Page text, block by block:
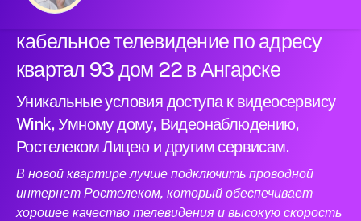
Подключили новый интернет и
кабельное телевидение по адресу
квартал 93 дом 22 в Ангарске
Уникальные условия доступа к видеосервису
Wink, Умному дому, Видеонаблюдению,
Ростелеком Лицею и другим сервисам.
В новой квартире лучше подключить проводной
интернет Ростелеком, который обеспечивает
хорошее качество телевидения и высокую скорость